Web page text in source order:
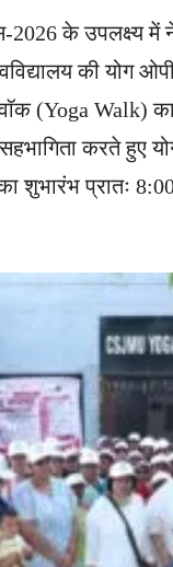
2026 के उपलक्ष्य
की योग
वॉक (Yoga
सहभागिता करते हुए
शुभारंभ प्रातः